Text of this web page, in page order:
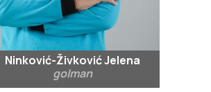
Ninković-Živković Jelena
golman